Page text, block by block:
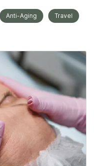
Anti-Aging Travel